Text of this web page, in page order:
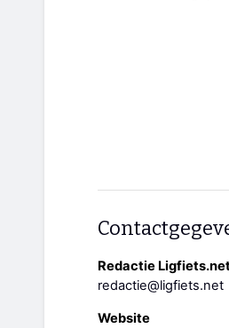
Redactie
redactie@ligfiets.net
Website